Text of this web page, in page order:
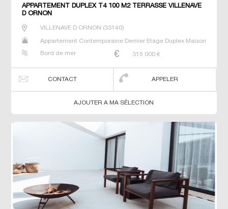
APPARTEMENT DUPLEX T4 100 M2 TERRASSE VILLENAVE
D ORNON
VILLENAVE D ORNON (33140)
Appartement Contemporaine Dernier Etage Duplex Maison
Bord de mer
315 000 €
CONTACT APPELER
AJOUTER A MA SÉLECTION